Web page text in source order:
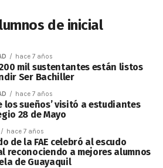
de inicial
hace 7 años
mil sustentantes están listos
Ser Bachiller
hace 7 años
los sueños’ visitó a estudiantes
28 de Mayo
hace 7 años
de la FAE celebró al escudo
reconociendo a mejores alumnos
de Guayaquil